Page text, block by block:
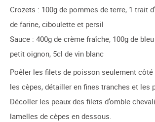
Crozets : 100g de pommes de terre, 1 trait
de farine, ciboulette et persil
Sauce : 400g de crème fraîche, 100g de
petit oignon, 5cl de vin blanc
Poêler les filets de poisson seulement côté
les cèpes, détailler en fines tranches et les
Décoller les peaux des filets d’omble
lamelles de cèpes en dessous.